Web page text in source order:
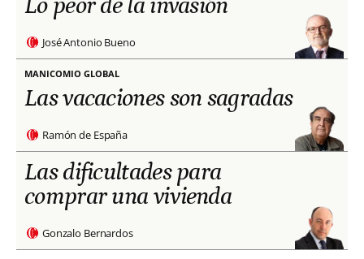
Lo peor de la invasión
José Antonio Bueno
MANICOMIO GLOBAL
Las vacaciones son sagradas
Ramón de España
Las dificultades para
comprar una vivienda
Gonzalo Bernardos